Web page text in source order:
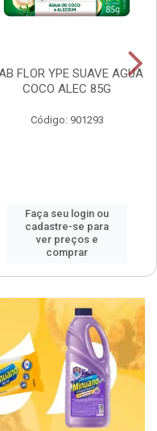
FLOR YPE SUAVE AGUA
COCO ALEC 85G
Código: 901293
Faça seu login ou
cadastre-se para
ver preços e
comprar